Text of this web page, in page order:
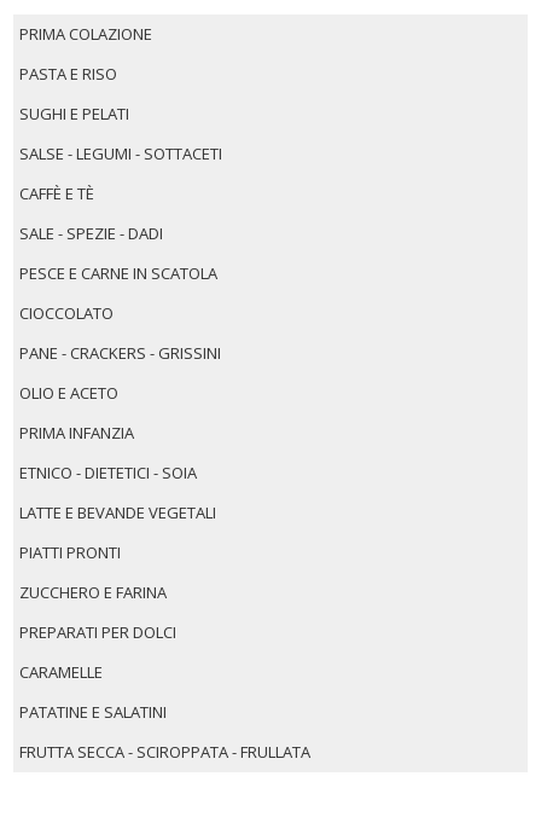
PRIMA COLAZIONE
PASTA E RISO
SUGHI E PELATI
SALSE - LEGUMI - SOTTACETI
CAFFÈ E TÈ
SALE - SPEZIE - DADI
PESCE E CARNE IN SCATOLA
CIOCCOLATO
PANE - CRACKERS - GRISSINI
OLIO E ACETO
PRIMA INFANZIA
ETNICO - DIETETICI - SOIA
LATTE E BEVANDE VEGETALI
PIATTI PRONTI
ZUCCHERO E FARINA
PREPARATI PER DOLCI
CARAMELLE
PATATINE E SALATINI
FRUTTA SECCA - SCIROPPATA - FRULLATA